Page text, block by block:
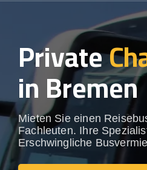
Private
in Bremen
Mieten Sie einen
Fachleuten. Ihre
Erschwingliche